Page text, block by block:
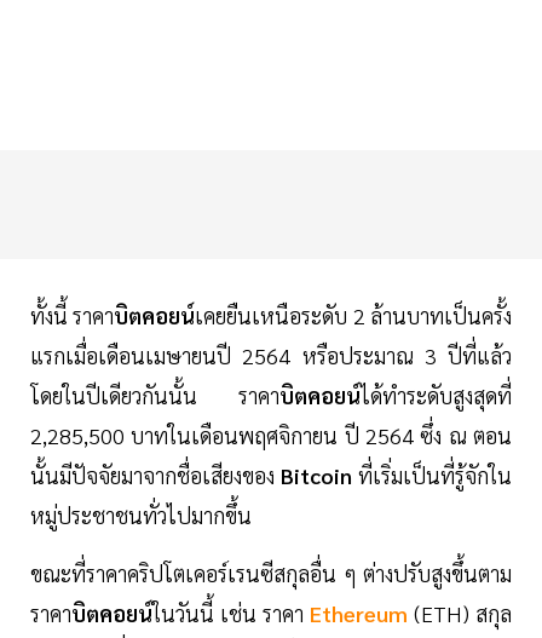
ทั้งนี้ ราคาบิตคอยน์เคยยืนเหนือระดับ 2 ล้านบาทเป็นครั้ง
แรกเมื่อเดือนเมษายนปี 2564 หรือประมาณ 3 ปีที่แล้ว
โดยในปีเดียวกันนั้น ราคาบิตคอยน์ได้ทำระดับสูงสุดที่
2,285,500 บาทในเดือนพฤศจิกายน ปี 2564 ซึ่ง ณ ตอน
นั้นมีปัจจัยมาจากชื่อเสียงของ Bitcoin ที่เริ่มเป็นที่รู้จักใน
หมู่ประชาชนทั่วไปมากขึ้น
ขณะที่ราคาคริปโตเคอร์เรนซีสกุลอื่น ๆ ต่างปรับสูงขึ้นตาม
ราคาบิตคอยน์ในวันนี้ เช่น ราคา Ethereum (ETH) สกุล